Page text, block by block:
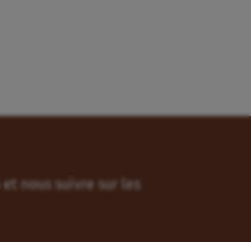
et nous suivre sur les